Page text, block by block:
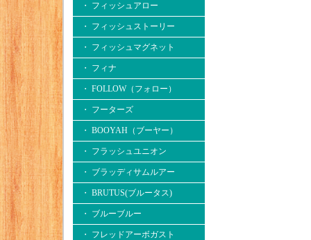
・ フィッシュアロー
・ フィッシュストーリー
・ フィッシュマグネット
・ フィナ
・ FOLLOW（フォロー）
・ フーターズ
・ BOOYAH（ブーヤー）
・ フラッシュユニオン
・ ブラッディサムルアー
・ BRUTUS(ブルータス)
・ ブルーブルー
・ フレッドアーボガスト